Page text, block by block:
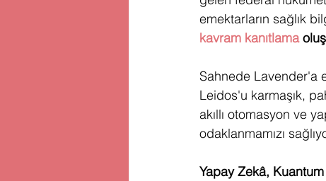
emektarların sağlık
kavram kanıtlama
Sahnede Lavender'a
Leidos'u karmaşık,
akıllı otomasyon ve
odaklanmamızı
Yapay Zekâ,